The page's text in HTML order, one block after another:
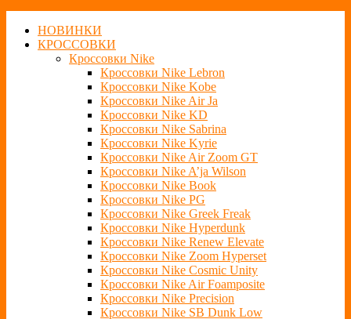
НОВИНКИ
КРОССОВКИ
Кроссовки Nike
Кроссовки Nike Lebron
Кроссовки Nike Kobe
Кроссовки Nike Air Ja
Кроссовки Nike KD
Кроссовки Nike Sabrina
Кроссовки Nike Kyrie
Кроссовки Nike Air Zoom GT
Кроссовки Nike A’ja Wilson
Кроссовки Nike Book
Кроссовки Nike PG
Кроссовки Nike Greek Freak
Кроссовки Nike Hyperdunk
Кроссовки Nike Renew Elevate
Кроссовки Nike Zoom Hyperset
Кроссовки Nike Cosmic Unity
Кроссовки Nike Air Foamposite
Кроссовки Nike Precision
Кроссовки Nike SB Dunk Low